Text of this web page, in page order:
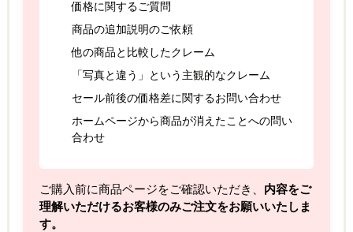
価格に関するご質問
商品の追加説明のご依頼
他の商品と比較したクレーム
「写真と違う」という主観的なクレーム
セール前後の価格差に関するお問い合わせ
ホームページから商品が消えたことへの問い
合わせ
ご購入前に商品ページをご確認いただき、 内容をご
理解いただけるお客様のみご注文をお願いいたしま
す。